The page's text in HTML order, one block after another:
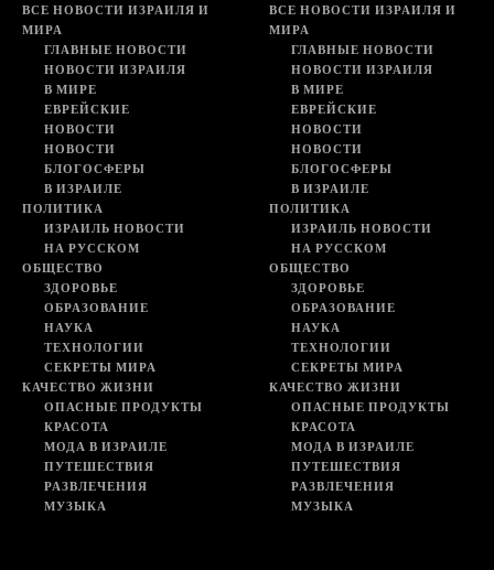
ВСЕ НОВОСТИ ИЗРАИЛЯ И
МИРА
ГЛАВНЫЕ НОВОСТИ
НОВОСТИ ИЗРАИЛЯ
В МИРЕ
ЕВРЕЙСКИЕ
НОВОСТИ
НОВОСТИ
БЛОГОСФЕРЫ
В ИЗРАИЛЕ
ПОЛИТИКА
ИЗРАИЛЬ НОВОСТИ
НА РУССКОМ
ОБЩЕСТВО
ЗДОРОВЬЕ
ОБРАЗОВАНИЕ
НАУКА
ТЕХНОЛОГИИ
СЕКРЕТЫ МИРА
КАЧЕСТВО ЖИЗНИ
ОПАСНЫЕ ПРОДУКТЫ
КРАСОТА
МОДА В ИЗРАИЛЕ
ПУТЕШЕСТВИЯ
РАЗВЛЕЧЕНИЯ
МУЗЫКА
ВСЕ НОВОСТИ ИЗРАИЛЯ И
МИРА
ГЛАВНЫЕ НОВОСТИ
НОВОСТИ ИЗРАИЛЯ
В МИРЕ
ЕВРЕЙСКИЕ
НОВОСТИ
НОВОСТИ
БЛОГОСФЕРЫ
В ИЗРАИЛЕ
ПОЛИТИКА
ИЗРАИЛЬ НОВОСТИ
НА РУССКОМ
ОБЩЕСТВО
ЗДОРОВЬЕ
ОБРАЗОВАНИЕ
НАУКА
ТЕХНОЛОГИИ
СЕКРЕТЫ МИРА
КАЧЕСТВО ЖИЗНИ
ОПАСНЫЕ ПРОДУКТЫ
КРАСОТА
МОДА В ИЗРАИЛЕ
ПУТЕШЕСТВИЯ
РАЗВЛЕЧЕНИЯ
МУЗЫКА